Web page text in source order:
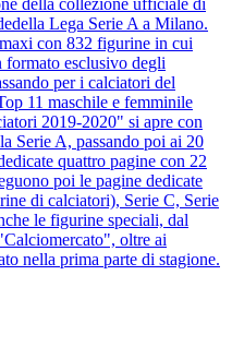
della collezione ufficiale di
Lega Serie A a Milano.
con 832 figurine in cui
esclusivo degli
per i calciatori del
11 maschile e femminile
2019-2020" si apre con
Serie A, passando poi ai 20
quattro pagine con 22
poi le pagine dedicate
di calciatori), Serie C, Serie
le figurine speciali, dal
oltre ai
nella prima parte di stagione.